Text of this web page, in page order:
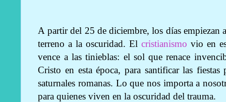
A partir del 25 de diciembre, los días empiezan
terreno a la oscuridad. Elcristianismo vio en
vence a las tinieblas: el sol que renace
Cristo en esta época, para santificar las fiestas
saturnales romanas. Lo que nos importa a
para quienes viven en la oscuridad del trauma.